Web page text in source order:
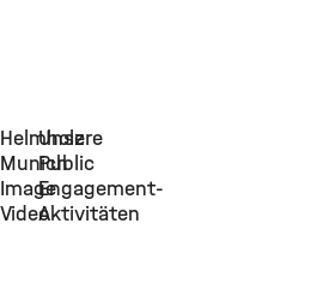
Helmholz
Munich
Image
Video
Unsere
Public
Engagement-
Aktivitäten